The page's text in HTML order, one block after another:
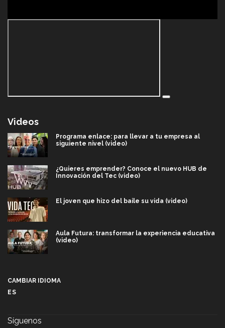
Videos
Programa enlace: para llevar a tu empresa al
siguiente nivel (video)
¿Quieres emprender? Conoce el nuevo HUB de
Innovación del Tec (video)
El joven que hizo del baile su vida (video)
Aula Futura: transformar la experiencia educativa
(video)
CAMBIAR IDIOMA
ES
Síguenos